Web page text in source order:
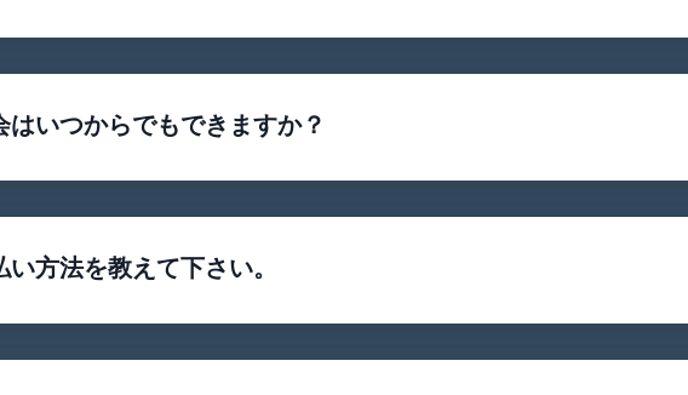
いつからでもできますか？
方法を教えて下さい。